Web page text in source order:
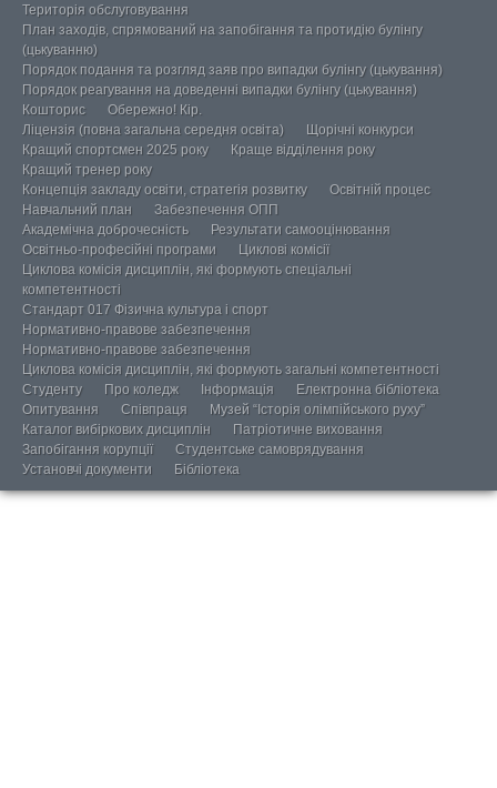
Територія обслуговування
План заходів, спрямований на запобігання та протидію булінгу
(цькуванню)
Порядок подання та розгляд заяв про випадки булінгу (цькування)
Порядок реагування на доведенні випадки булінгу (цькування)
Кошторис
Обережно! Кір.
Ліцензія (повна загальна середня освіта)
Щорічні конкурси
Кращий спортсмен 2025 року
Краще відділення року
Кращий тренер року
Концепція закладу освіти, стратегія розвитку
Освітній процес
Навчальний план
Забезпечення ОПП
Академічна доброчесність
Результати самооцінювання
Освітньо-професійні програми
Циклові комісії
Циклова комісія дисциплін, які формують спеціальні
компетентності
Стандарт 017 Фізична культура і спорт
Нормативно-правове забезпечення
Нормативно-правове забезпечення
Циклова комісія дисциплін, які формують загальні компетентності
Студенту
Про коледж Інформація
Електронна бібліотека
Опитування
Співпраця
Музей “Історія олімпійського руху”
Каталог вибіркових дисциплін
Патріотичне виховання
Запобігання корупції
Студентське самоврядування
Установчі документи
Бібліотека